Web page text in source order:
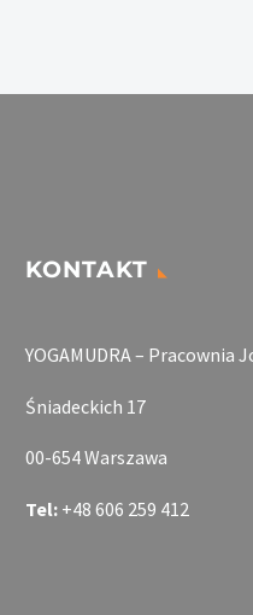
KONTAKT
YOGAMUDRA – Pracownia
Śniadeckich 17
00-654 Warszawa
Tel: +48 606 259 412